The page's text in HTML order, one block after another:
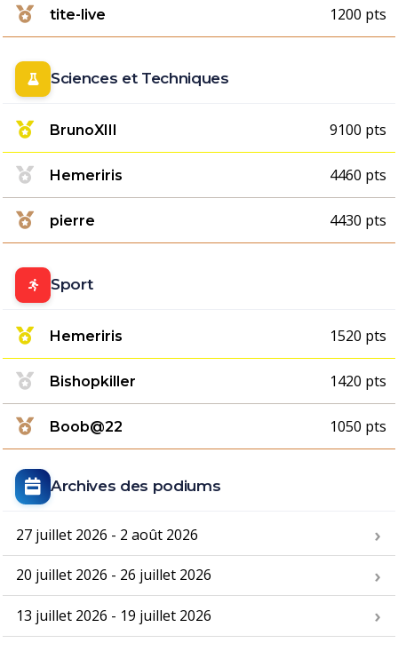
tite-live 1200 pts
Sciences et Techniques
BrunoXIII 9100 pts
Hemeriris 4460 pts
pierre 4430 pts
Sport
Hemeriris 1520 pts
Bishopkiller 1420 pts
Boob@22 1050 pts
Archives des podiums
27 juillet 2026 - 2 août 2026
20 juillet 2026 - 26 juillet 2026
13 juillet 2026 - 19 juillet 2026